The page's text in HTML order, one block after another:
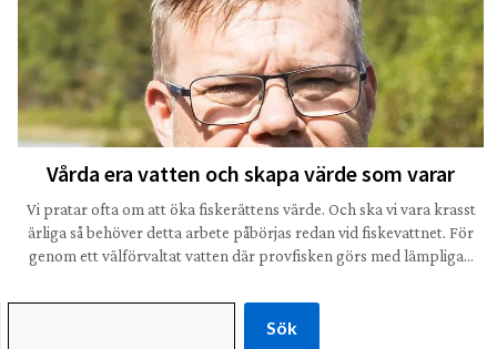
Vårda era vatten och skapa värde som varar
Vi pratar ofta om att öka fiskerättens värde. Och ska vi vara krasst
ärliga så behöver detta arbete påbörjas redan vid fiskevattnet. För
genom ett välförvaltat vatten där provfisken görs med lämpliga…
Sök